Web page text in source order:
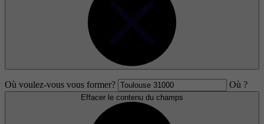
Où voulez-vous vous former? Où ?
Effacer le contenu du champs